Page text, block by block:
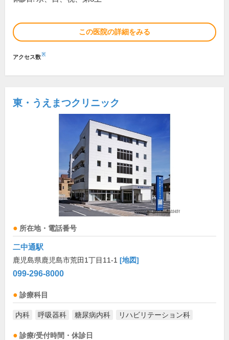
この医院の詳細をみる
アクセス数※
東・うえまつクリニック
所在地・電話番号
二中通駅
鹿児島県鹿児島市荒田1丁目11-1 [地図]
099-296-8000
診療科目
内科 呼吸器科 糖尿病内科 リハビリテーション科
診療/受付時間・休診日